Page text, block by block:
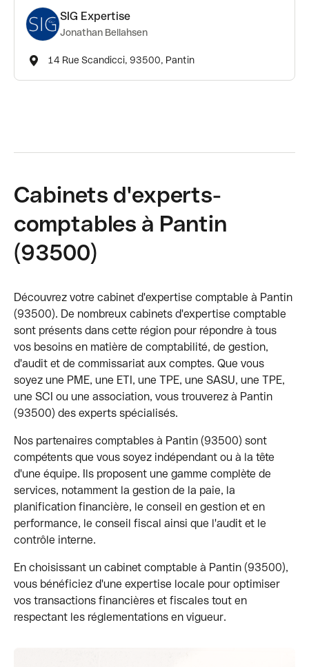
SIG Expertise
Jonathan Bellahsen
14 Rue Scandicci, 93500, Pantin
Cabinets d'experts-
comptables à Pantin
(93500)
Découvrez votre cabinet d'expertise comptable à Pantin
(93500). De nombreux cabinets d'expertise comptable
sont présents dans cette région pour répondre à tous
vos besoins en matière de comptabilité, de gestion,
d'audit et de commissariat aux comptes. Que vous
soyez une PME, une ETI, une TPE, une SASU, une TPE,
une SCI ou une association, vous trouverez à Pantin
(93500) des experts spécialisés.
Nos partenaires comptables à Pantin (93500) sont
compétents que vous soyez indépendant ou à la tête
d'une équipe. Ils proposent une gamme complète de
services, notamment la gestion de la paie, la
planification financière, le conseil en gestion et en
performance, le conseil fiscal ainsi que l'audit et le
contrôle interne.
En choisissant un cabinet comptable à Pantin (93500),
vous bénéficiez d'une expertise locale pour optimiser
vos transactions financières et fiscales tout en
respectant les réglementations en vigueur.